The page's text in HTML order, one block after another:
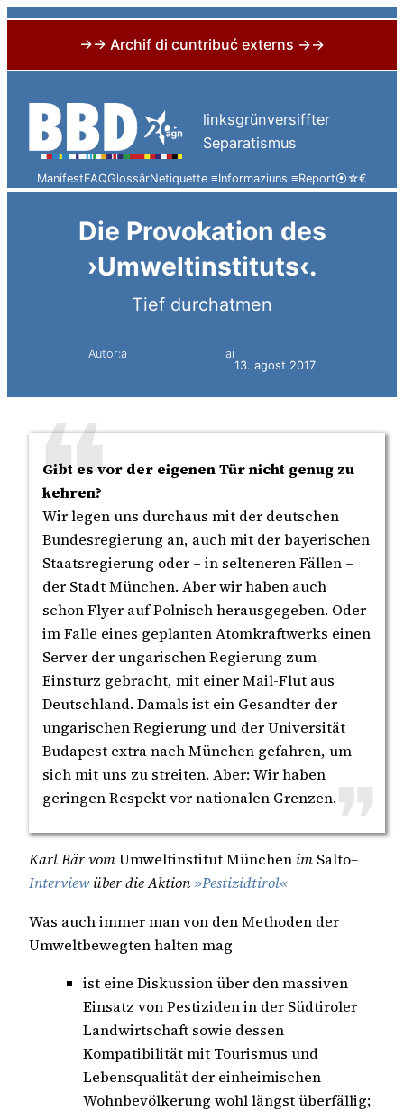
→→ Archif di cuntribuć externs →→
content
linksgrünversiffter
Separatismus
ManifestFAQGlossârNetiquette ≡Informaziuns ≡Report⦿☆€
Die Provokation des
›Umweltinstituts‹.
Tief durchatmen
Autor:a
ai
13. agost 2017
Gibt es vor der eigenen Tür nicht genug zu
kehren?
Wir legen uns durchaus mit der deutschen
Bundesregierung an, auch mit der bayerischen
Staatsregierung oder – in selteneren Fällen –
der Stadt München. Aber wir haben auch
schon Flyer auf Polnisch herausgegeben. Oder
im Falle eines geplanten Atomkraftwerks einen
Server der ungarischen Regierung zum
Einsturz gebracht, mit einer Mail-Flut aus
Deutschland. Damals ist ein Gesandter der
ungarischen Regierung und der Universität
Budapest extra nach München gefahren, um
sich mit uns zu streiten. Aber: Wir haben
geringen Respekt vor nationalen Grenzen.
Karl Bär vomUmweltinstitut München im Salto–
Interviewüber die Aktion»Pestizidtirol«
Was auch immer man von den Methoden der
Umweltbewegten halten mag
ist eine Diskussion über den massiven
Einsatz von Pestiziden in der Südtiroler
Landwirtschaft sowie dessen
Kompatibilität mit Tourismus und
Lebensqualität der einheimischen
Wohnbevölkerung wohl längst überfällig;